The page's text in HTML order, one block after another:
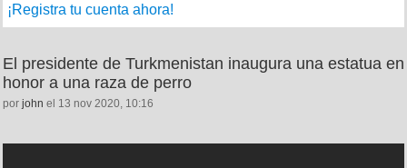
¡Registra tu cuenta ahora!
El presidente de Turkmenistan inaugura una estatua en
honor a una raza de perro
por john el 13 nov 2020, 10:16